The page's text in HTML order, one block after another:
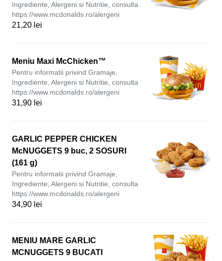
Ingrediente, Alergeni si Nutritie, consulta
https://www.mcdonalds.ro/alergeni
21,20 lei
Meniu Maxi McChicken™
Pentru informatii privind Gramaje,
Ingrediente, Alergeni si Nutritie, consulta
https://www.mcdonalds.ro/alergeni
31,90 lei
GARLIC PEPPER CHICKEN
McNUGGETS 9 buc, 2 SOSURI
(161 g)
Pentru informatii privind Gramaje,
Ingrediente, Alergeni si Nutritie, consulta
https://www.mcdonalds.ro/alergeni
34,90 lei
MENIU MARE GARLIC
MCNUGGETS 9 BUCATI